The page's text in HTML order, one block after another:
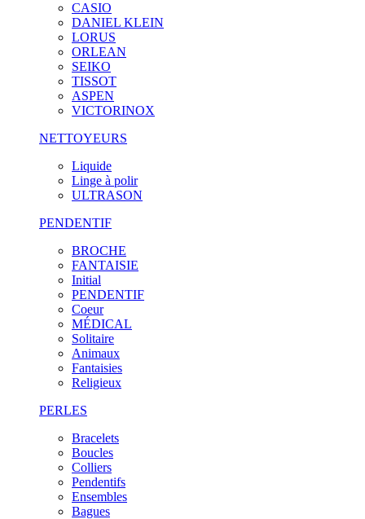
CASIO
DANIEL KLEIN
LORUS
ORLEAN
SEIKO
TISSOT
ASPEN
VICTORINOX
NETTOYEURS
Liquide
Linge à polir
ULTRASON
PENDENTIF
BROCHE
FANTAISIE
Initial
PENDENTIF
Coeur
MÉDICAL
Solitaire
Animaux
Fantaisies
Religieux
PERLES
Bracelets
Boucles
Colliers
Pendentifs
Ensembles
Bagues